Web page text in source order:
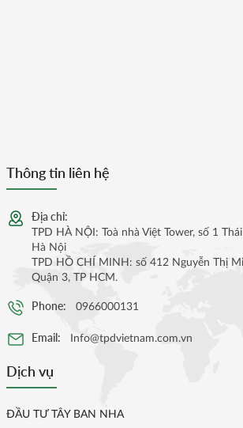
Thông tin liên hệ
Địa chỉ:
TPD HÀ NỘI: Toà nhà Việt Tower, số 1
Hà Nội
TPD HỒ CHÍ MINH: số 412 Nguyễn Thị
Quận 3, TP HCM.
Phone: 0966000131
Email: Info@tpdvietnam.com.vn
Dịch vụ
ĐẦU TƯ TÂY BAN NHA